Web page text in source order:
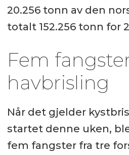
20.256 tonn av den
totalt 152.256 tonn for
Fem
havbrisling
Når det gjelder
startet denne uken,
fem fangster fra tre